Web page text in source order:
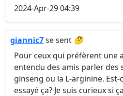
2024-Apr-29 04:39
giannic7se sent 🤔
Pour ceux qui préfèrent une
entendu des amis parler des
ginseng ou la L-arginine.
essayé ça? Je suis curieux si